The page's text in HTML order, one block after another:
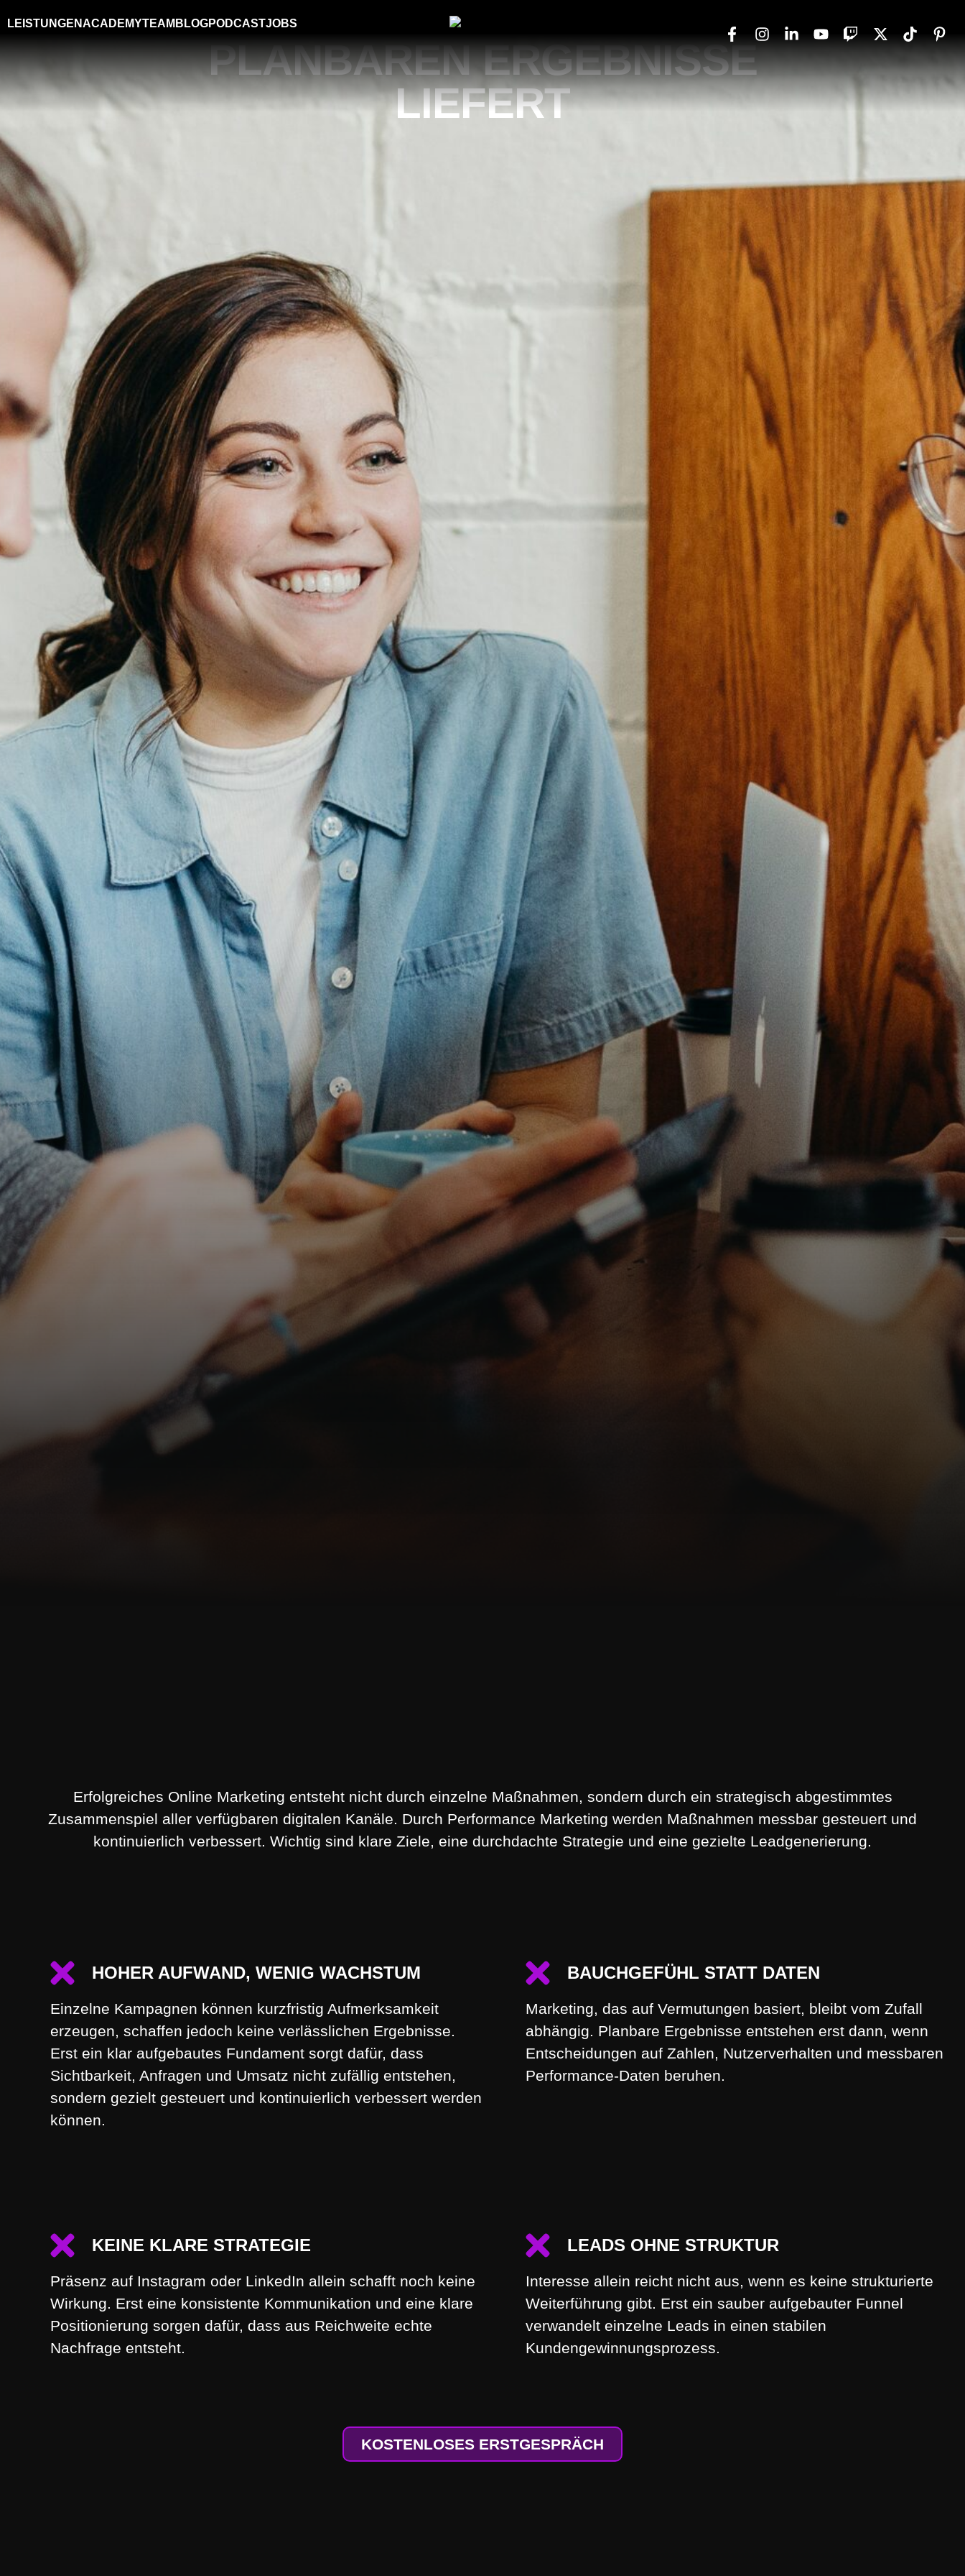
LEISTUNGENACADEMYTEAM BLOGPODCASTJOBS
WARUM DEIN MARKETING KEINE
PLANBAREN ERGEBNISSE
LIEFERT
Erfolgreiches Online Marketing entsteht nicht durch einzelne Maßnahmen, sondern durch ein strategisch abgestimmtes
Zusammenspiel aller verfügbaren digitalen Kanäle. Durch Performance Marketing werden Maßnahmen messbar gesteuert und
kontinuierlich verbessert. Wichtig sind klare Ziele, eine durchdachte Strategie und eine gezielte Leadgenerierung.
HOHER AUFWAND, WENIG WACHSTUM
Einzelne Kampagnen können kurzfristig Aufmerksamkeit
erzeugen, schaffen jedoch keine verlässlichen Ergebnisse.
Erst ein klar aufgebautes Fundament sorgt dafür, dass
Sichtbarkeit, Anfragen und Umsatz nicht zufällig entstehen,
sondern gezielt gesteuert und kontinuierlich verbessert werden
können.
BAUCHGEFÜHL STATT DATEN
Marketing, das auf Vermutungen basiert, bleibt vom Zufall
abhängig. Planbare Ergebnisse entstehen erst dann, wenn
Entscheidungen auf Zahlen, Nutzerverhalten und messbaren
Performance-Daten beruhen.
KEINE KLARE STRATEGIE
Präsenz auf Instagram oder LinkedIn allein schafft noch keine
Wirkung. Erst eine konsistente Kommunikation und eine klare
Positionierung sorgen dafür, dass aus Reichweite echte
Nachfrage entsteht.
LEADS OHNE STRUKTUR
Interesse allein reicht nicht aus, wenn es keine strukturierte
Weiterführung gibt. Erst ein sauber aufgebauter Funnel
verwandelt einzelne Leads in einen stabilen
Kundengewinnungsprozess.
KOSTENLOSES ERSTGESPRÄCH